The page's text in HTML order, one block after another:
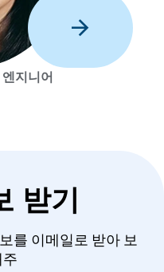
arrow_forward
지니어
받기
를 이메일로 받아 보